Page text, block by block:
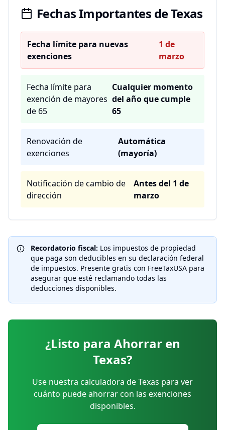
Fechas Importantes de Texas
Fecha límite para nuevas
exenciones
1 de
marzo
Fecha límite para
exención de mayores
de 65
Cualquier momento
del año que cumple
65
Renovación de
exenciones
Automática
(mayoría)
Notificación de cambio de
dirección
Antes del 1 de
marzo
Recordatorio fiscal: Los impuestos de propiedad
que paga son deducibles en su declaración federal
de impuestos. Presente gratis con FreeTaxUSA para
asegurar que esté reclamando todas las
deducciones disponibles.
¿Listo para Ahorrar en
Texas?
Use nuestra calculadora de Texas para ver
cuánto puede ahorrar con las exenciones
disponibles.